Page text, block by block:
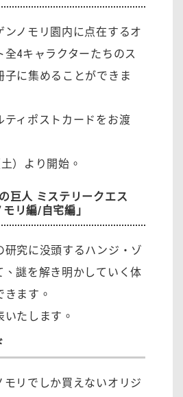
ンノモリ園内に点在するオ
全4キャラクターたちのス
子に集めることができま
ティポストカードをお渡
）より開始。
巨人 ミステリークエス
リ編/自宅編」
研究に没頭するハンジ・ゾ
、謎を解き明かしていく体
ます。
たします。
モリでしか買えないオリジ